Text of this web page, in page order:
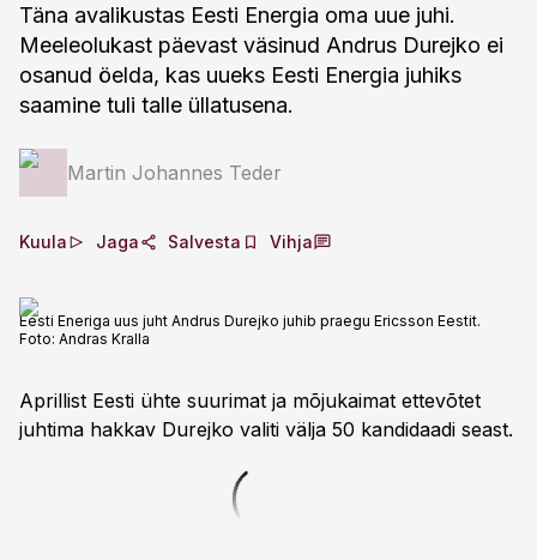
Täna avalikustas Eesti Energia oma uue juhi.
Meeleolukast päevast väsinud Andrus Durejko ei
osanud öelda, kas uueks Eesti Energia juhiks
saamine tuli talle üllatusena.
Martin Johannes Teder
Kuula Jaga Salvesta Vihja
Eesti Eneriga uus juht Andrus Durejko juhib praegu Ericsson Eestit.
Foto: Andras Kralla
Aprillist Eesti ühte suurimat ja mõjukaimat ettevõtet
juhtima hakkav Durejko valiti välja 50 kandidaadi seast.